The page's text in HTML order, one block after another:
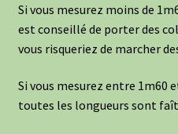
Si vous mesurez moins de
est conseillé de porter des
vous risqueriez de marcher
Si vous mesurez entre 1m60
toutes les longueurs sont